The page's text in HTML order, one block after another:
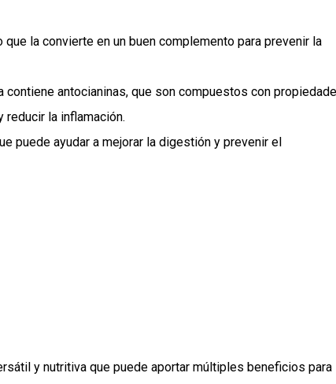
la convierte en un buen complemento para prevenir la
antocianinas, que son compuestos con
reducir la inflamación.
puede ayudar a mejorar la digestión y prevenir el
y nutritiva que puede aportar múltiples beneficios para